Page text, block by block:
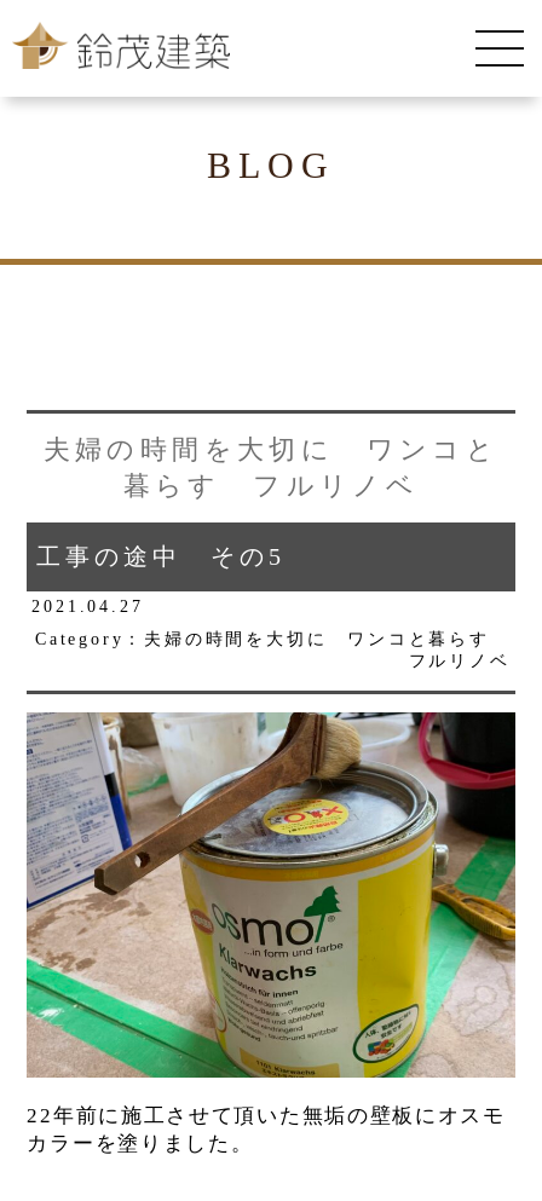
BLOG
夫婦の時間を大切に ワンコと
暮らす フルリノベ
工事の途中 その5
2021.04.27
Category：夫婦の時間を大切に ワンコと暮らす
フルリノベ
22年前に施工させて頂いた無垢の壁板にオスモ
カラーを塗りました。